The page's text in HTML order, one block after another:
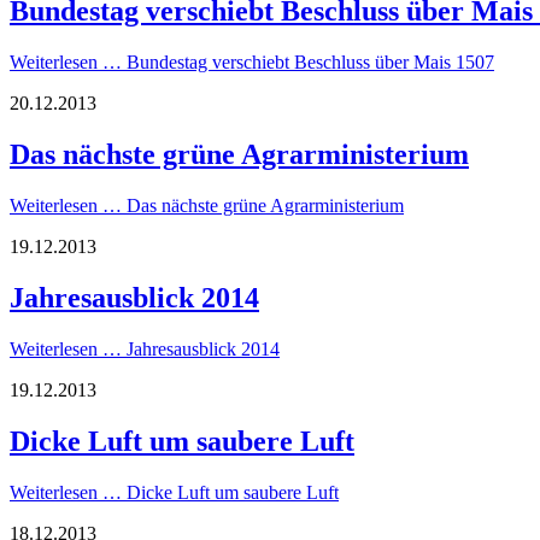
Bundestag verschiebt Beschluss über Mais
Weiterlesen … Bundestag verschiebt Beschluss über Mais 1507
20.12.2013
Das nächste grüne Agrarministerium
Weiterlesen … Das nächste grüne Agrarministerium
19.12.2013
Jahresausblick 2014
Weiterlesen … Jahresausblick 2014
19.12.2013
Dicke Luft um saubere Luft
Weiterlesen … Dicke Luft um saubere Luft
18.12.2013